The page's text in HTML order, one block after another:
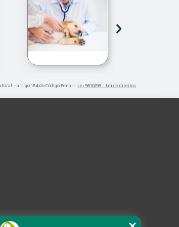
›
– artigo 184 do Código Penal –Lei 9610/98 - Lei de direitos